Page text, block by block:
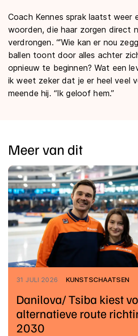
Coach Kennes sprak laatst weer
woorden, die haar zorgen direct
verdrongen. “’Wie kan er nou
ballen toont door alles achter
opnieuw te beginnen? Wat een
ik weet zeker dat je er heel veel
meende hij. “Ik geloof hem.”
Meer van dit
31 JULI 2026 KUNSTSCHAATSEN
Danilova/ Tsiba kiest
alternatieve route
2030